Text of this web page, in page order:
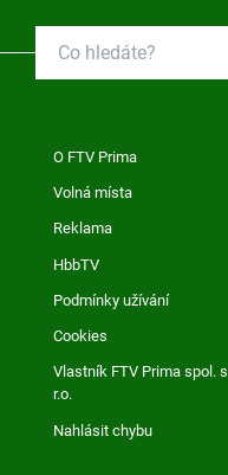
O FTV Prima
Volná místa
Reklama
HbbTV
Podmínky užívání
Cookies
Vlastník FTV Prima spol. s
r.o.
Nahlásit chybu